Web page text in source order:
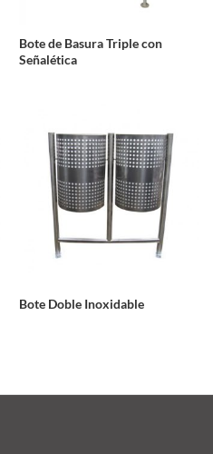
Bote de Basura Triple con
Señalética
Bote Doble Inoxidable